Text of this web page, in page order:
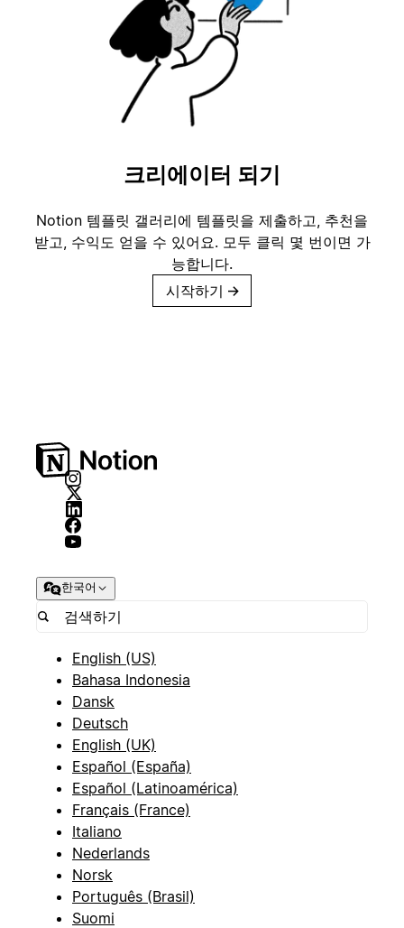
크리에이터 되기
Notion 템플릿 갤러리에 템플릿을 제출하고, 추천을
받고, 수익도 얻을 수 있어요. 모두 클릭 몇 번이면 가
능합니다.
시작하기 →
한국어
English (US)
Bahasa Indonesia
Dansk
Deutsch
English (UK)
Español (España)
Español (Latinoamérica)
Français (France)
Italiano
Nederlands
Norsk
Português (Brasil)
Suomi